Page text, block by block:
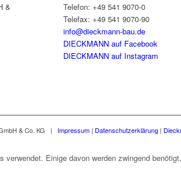
&
Telefon: +49 541 9070-0
Telefax: +49 541 9070-90
info@dieckmann-bau.de
DIECKMANN auf Facebook
DIECKMANN auf Instagram
& Co. KG | Impressum | Datenschutzerklärung |
verwendet. Einige davon werden zwingend